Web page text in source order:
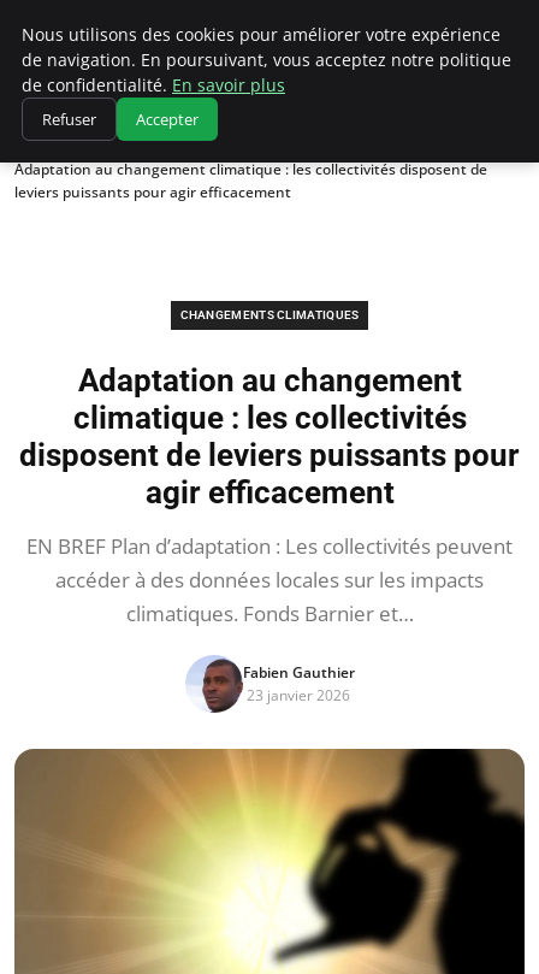
Climatedebtagents
Accueil
Changements climatiques
Adaptation au changement climatique : les collectivités disposent de
leviers puissants pour agir efficacement
CHANGEMENTS CLIMATIQUES
Adaptation au changement
climatique : les collectivités
disposent de leviers puissants pour
agir efficacement
EN BREF Plan d’adaptation : Les collectivités peuvent
accéder à des données locales sur les impacts
climatiques. Fonds Barnier et…
Fabien Gauthier
23 janvier 2026
Nous utilisons des cookies pour améliorer votre expérience
de navigation. En poursuivant, vous acceptez notre politique
de confidentialité. En savoir plus
Refuser Accepter